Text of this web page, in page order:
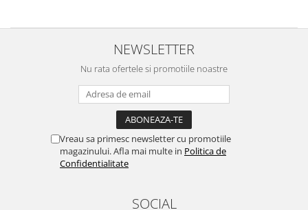
NEWSLETTER
Nu rata ofertele si promotiile noastre
Vreau sa primesc newsletter cu promotiile
magazinului. Afla mai multe in Politica de
Confidentialitate
SOCIAL